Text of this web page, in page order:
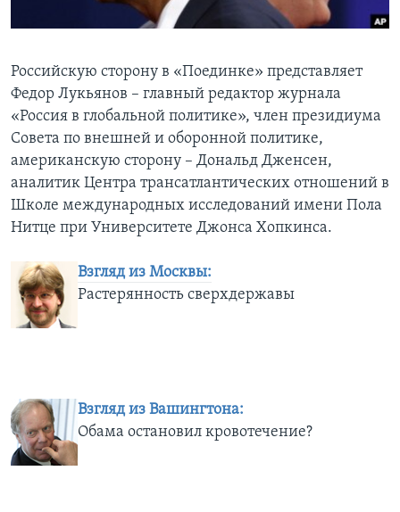
Learning English
СОЦИАЛЬНЫЕ СЕТИ
Языки
Российскую сторону в «Поединке» представляет
Федор Лукьянов – главный редактор журнала
«Россия в глобальной политике», член президиума
Совета по внешней и оборонной политике,
американскую сторону – Дональд Дженсен,
аналитик Центра трансатлантических отношений в
Школе международных исследований имени Пола
Нитце при Университете Джонса Хопкинса.
Взгляд из Москвы:
Растерянность сверхдержавы
Взгляд из Вашингтона:
Обама остановил кровотечение?